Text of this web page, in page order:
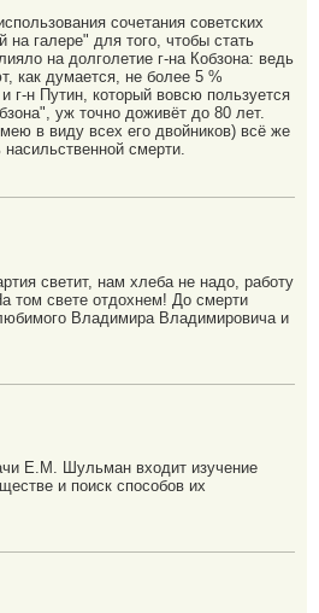
сочетания советских
на галере" для того, чтобы стать
на долголетие г-на Кобзона: ведь
как думается, не более 5 %
г-н Путин, который вовсю пользуется
уж точно доживёт до 80 лет.
в виду всех его двойников) всё же
смерти.
светит, нам хлеба не надо, работу
том свете отдохнем! До смерти
Владимира Владимировича и
Е.М. Шульман входит изучение
и поиск способов их